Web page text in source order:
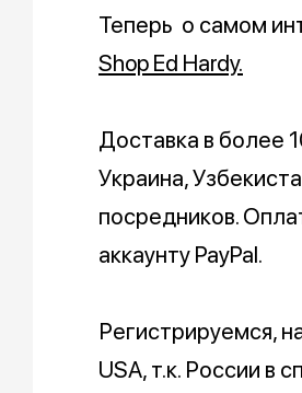
Теперь о самом
Shop Ed Hardy.
Доставка в более
Украина,
посредников.
аккаунту PayPal.
Регистрируемся,
USA, т.к. России в